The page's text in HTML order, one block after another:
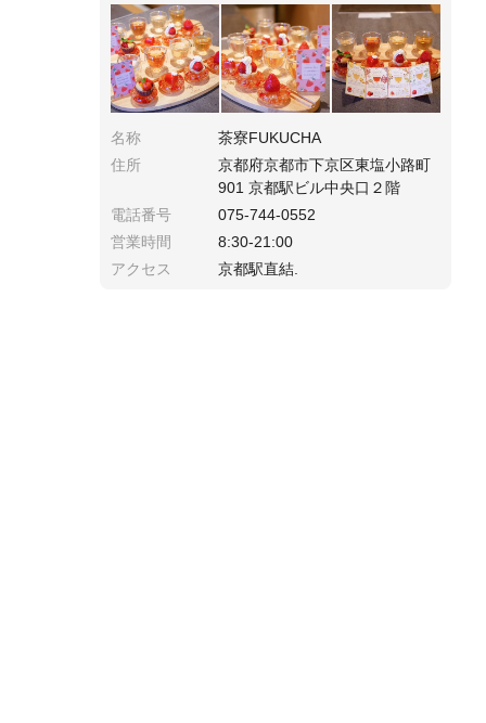
から空いているので、京都旅のスタートの朝活
にもおすすめの茶寮です🌱
名称
茶寮FUKUCHA
住所
京都府京都市下京区東塩小路町
901 京都駅ビル中央口２階
電話番号
075-744-0552
営業時間
8:30-21:00
アクセス
京都駅直結.